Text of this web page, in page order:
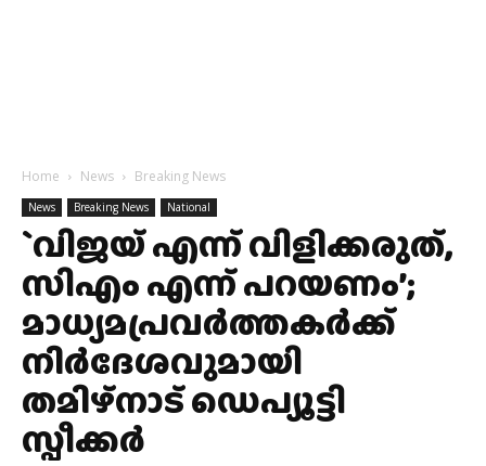
Home News Breaking News
News Breaking News National
`വിജയ് എന്ന് വിളിക്കരുത്,
സിഎം എന്ന് പറയണം’;
മാധ്യമപ്രവർത്തകർക്ക്
നിർദേശവുമായി
തമിഴ്നാട് ഡെപ്യൂട്ടി
സ്പീക്കർ